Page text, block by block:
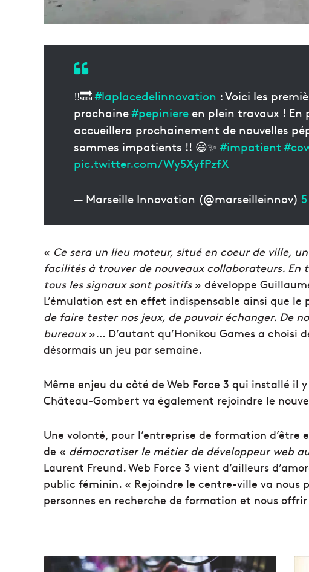
‼🔜#laplacedelinnovation : Voici les
prochaine#pepiniereen plein travaux ! En
accueillera prochainement de nouvelles
sommes impatients !! 😃✨#impatient
pic.twitter.com/Wy5XyfPzfX
— Marseille Innovation (@marseilleinnov)
« Ce sera un lieu moteur, situé en coeur de ville,
facilités à trouver de nouveaux collaborateurs. En
tous les signaux sont positifs» développe
L’émulation est en effet indispensable ainsi que le
de faire tester nos jeux, de pouvoir échanger. De
bureaux»… D’autant qu’Honikou Games a choisi
désormais un jeu par semaine.
Même enjeu du côté de Web Force 3 qui installé il
Château-Gombert va également rejoindre le
Une volonté, pour l’entreprise de formation d’être
de « démocratiser le métier de développeur web
Laurent Freund. Web Force 3 vient d’ailleurs
public féminin. « Rejoindre le centre-ville va
personnes en recherche de formation et nous
L